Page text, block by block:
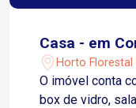
Casa - em
Horto
O imóvel conta
box de vidro,